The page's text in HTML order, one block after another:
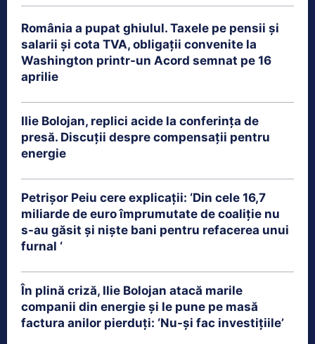
România a pupat ghiulul. Taxele pe pensii și
salarii și cota TVA, obligații convenite la
Washington printr-un Acord semnat pe 16
aprilie
Ilie Bolojan, replici acide la conferința de
presă. Discuții despre compensații pentru
energie
Petrişor Peiu cere explicații: ‘Din cele 16,7
miliarde de euro împrumutate de coaliţie nu
s-au găsit şi nişte bani pentru refacerea unui
furnal ‘
În plină criză, Ilie Bolojan atacă marile
companii din energie și le pune pe masă
factura anilor pierduți: ‘Nu-și fac investițiile’